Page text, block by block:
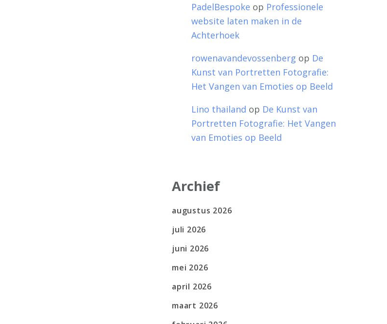
PadelBespoke op Professionele
website laten maken in de
Achterhoek
rowenavandevossenberg op De
Kunst van Portretten Fotografie:
Het Vangen van Emoties op Beeld
Lino thailand op De Kunst van
Portretten Fotografie: Het Vangen
van Emoties op Beeld
Archief
augustus 2026
juli 2026
juni 2026
mei 2026
april 2026
maart 2026